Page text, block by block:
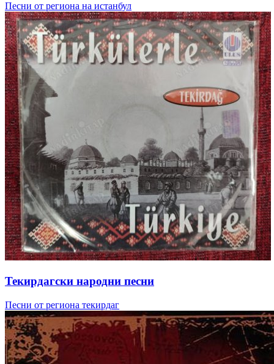
Песни от региона на истанбул
Текирдагски народни песни
Песни от региона текирдаг